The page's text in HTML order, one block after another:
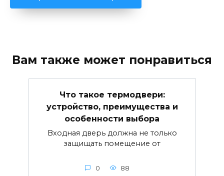
Вам также может понравиться
Что такое термодвери:
устройство, преимущества и
особенности выбора
Входная дверь должна не только
защищать помещение от
0 88